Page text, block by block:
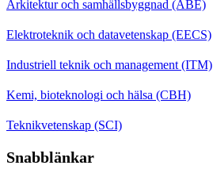
Arkitektur och samhällsbyggnad (ABE)
Elektroteknik och datavetenskap (EECS)
Industriell teknik och management (ITM)
Kemi, bioteknologi och hälsa (CBH)
Teknikvetenskap (SCI)
Snabblänkar